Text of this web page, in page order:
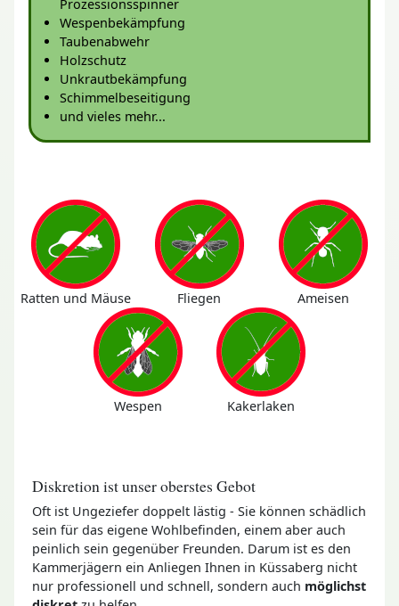
Prozessionsspinner
Wespenbekämpfung
Taubenabwehr
Holzschutz
Unkrautbekämpfung
Schimmelbeseitigung
und vieles mehr...
Ratten und Mäuse Fliegen Ameisen
Wespen Kakerlaken
Diskretion ist unser oberstes Gebot
Oft ist Ungeziefer doppelt lästig - Sie können schädlich
sein für das eigene Wohlbefinden, einem aber auch
peinlich sein gegenüber Freunden. Darum ist es den
Kammerjägern ein Anliegen Ihnen in Küssaberg nicht
nur professionell und schnell, sondern auch möglichst